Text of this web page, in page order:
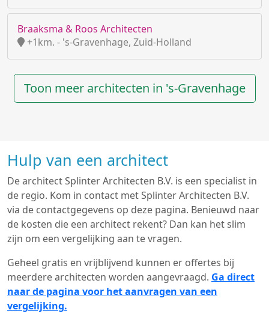
Braaksma & Roos Architecten
+1km. - 's-Gravenhage, Zuid-Holland
Toon meer architecten in 's-Gravenhage
Hulp van een architect
De architect Splinter Architecten B.V. is een specialist in
de regio. Kom in contact met Splinter Architecten B.V.
via de contactgegevens op deze pagina. Benieuwd naar
de kosten die een architect rekent? Dan kan het slim
zijn om een vergelijking aan te vragen.
Geheel gratis en vrijblijvend kunnen er offertes bij
meerdere architecten worden aangevraagd. Ga direct
naar de pagina voor het aanvragen van een
vergelijking.